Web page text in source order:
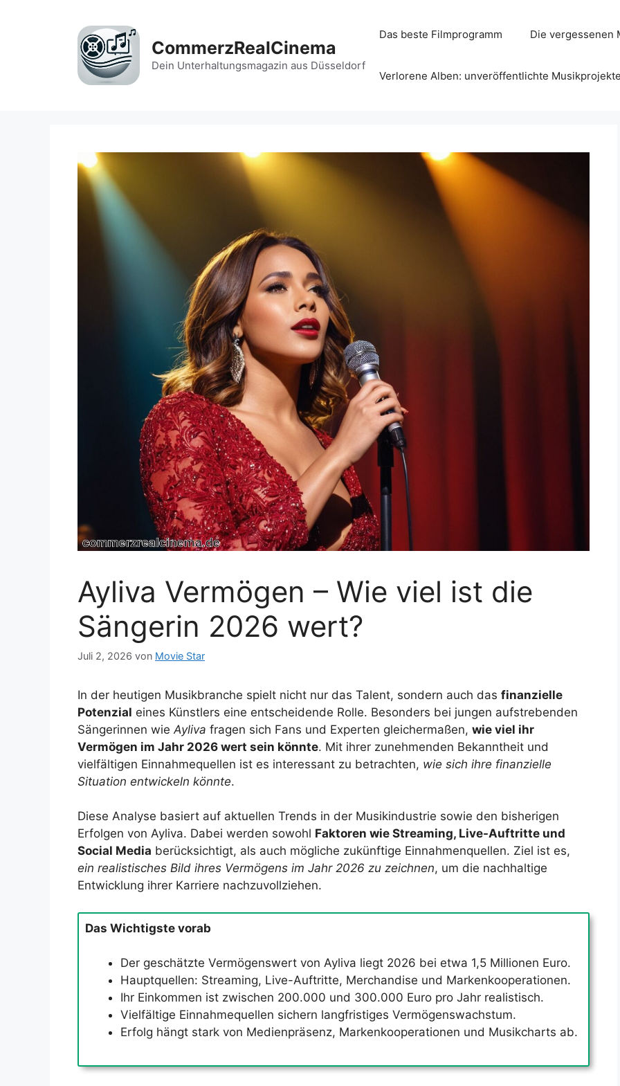
CommerzRealCinema
Dein Unterhaltungsmagazin aus Düsseldorf
Das beste Filmprogramm Die vergessenen
Verlorene Alben: unveröffentlichte Musikprojekte
Ayliva Vermögen – Wie viel ist die
Sängerin 2026 wert?
Juli 2, 2026 von Movie Star
In der heutigen Musikbranche spielt nicht nur das Talent, sondern auch das finanzielle
Potenzial eines Künstlers eine entscheidende Rolle. Besonders bei jungen aufstrebenden
Sängerinnen wie Ayliva fragen sich Fans und Experten gleichermaßen, wie viel ihr
Vermögen im Jahr 2026 wert sein könnte. Mit ihrer zunehmenden Bekanntheit und
vielfältigen Einnahmequellen ist es interessant zu betrachten, wie sich ihre finanzielle
Situation entwickeln könnte.
Diese Analyse basiert auf aktuellen Trends in der Musikindustrie sowie den bisherigen
Erfolgen von Ayliva. Dabei werden sowohl Faktoren wie Streaming, Live-Auftritte und
Social Media berücksichtigt, als auch mögliche zukünftige Einnahmenquellen. Ziel ist es,
ein realistisches Bild ihres Vermögens im Jahr 2026 zu zeichnen, um die nachhaltige
Entwicklung ihrer Karriere nachzuvollziehen.
Das Wichtigste vorab
Der geschätzte Vermögenswert von Ayliva liegt 2026 bei etwa 1,5 Millionen Euro.
Hauptquellen: Streaming, Live-Auftritte, Merchandise und Markenkooperationen.
Ihr Einkommen ist zwischen 200.000 und 300.000 Euro pro Jahr realistisch.
Vielfältige Einnahmequellen sichern langfristiges Vermögenswachstum.
Erfolg hängt stark von Medienpräsenz, Markenkooperationen und Musikcharts ab.